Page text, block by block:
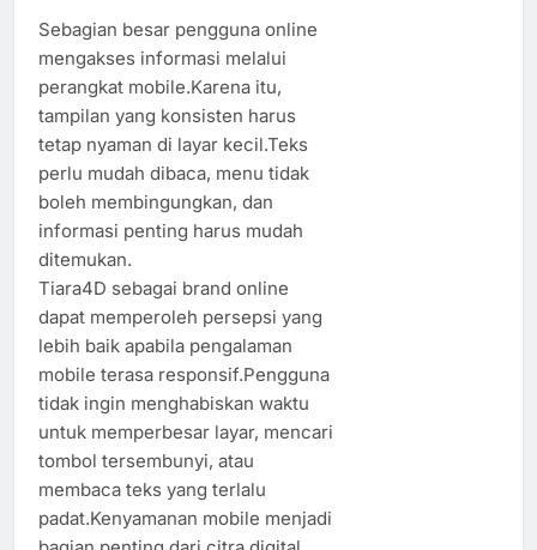
Sebagian besar pengguna online
mengakses informasi melalui
perangkat mobile.Karena itu,
tampilan yang konsisten harus
tetap nyaman di layar kecil.Teks
perlu mudah dibaca, menu tidak
boleh membingungkan, dan
informasi penting harus mudah
ditemukan.
Tiara4D sebagai brand online
dapat memperoleh persepsi yang
lebih baik apabila pengalaman
mobile terasa responsif.Pengguna
tidak ingin menghabiskan waktu
untuk memperbesar layar, mencari
tombol tersembunyi, atau
membaca teks yang terlalu
padat.Kenyamanan mobile menjadi